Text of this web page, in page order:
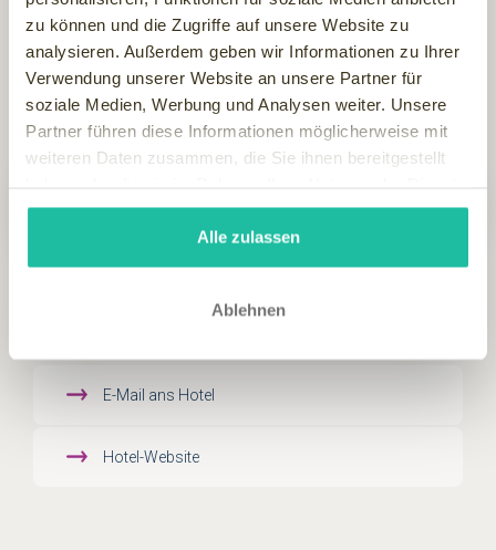
zu können und die Zugriffe auf unsere Website zu
analysieren. Außerdem geben wir Informationen zu Ihrer
Verwendung unserer Website an unsere Partner für
soziale Medien, Werbung und Analysen weiter. Unsere
Partner führen diese Informationen möglicherweise mit
weiteren Daten zusammen, die Sie ihnen bereitgestellt
gesammelt haben.
Alle zulassen
Ablehnen
modernen Schlafkomfort höchster Qualität.
Veranstaltungenaller Art finden im autonomen
Tagungszentrum mit flexibel nutzbaren Räumen für 5
bis 120 Personen
viel Raum zum Sein.
JETZT BUCHEN
E-Mail ans Hotel
Hotel-Website